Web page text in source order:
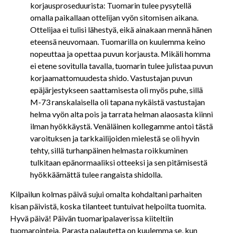
korjausproseduurista: Tuomarin tulee pysytellä
omalla paikallaan ottelijan vyön sitomisen aikana.
Ottelijaa ei tulisi lähestyä, eikä ainakaan mennä hänen
eteensä neuvomaan. Tuomarilla on kuulemma keino
nopeuttaa ja opettaa puvun korjausta. Mikäli homma
ei etene sovitulla tavalla, tuomarin tulee julistaa puvun
korjaamattomuudesta shido. Vastustajan puvun
epäjärjestykseen saattamisesta oli myös puhe, sillä
M-73 ranskalaisella oli tapana nykäistä vastustajan
helma vyön alta pois ja tarrata helman alaosasta kiinni
ilman hyökkäystä. Venäläinen kollegamme antoi tästä
varoituksen ja tarkkailijoiden mielestä se oli hyvin
tehty, sillä turhanpäinen helmasta roikkuminen
tulkitaan epänormaaliksi otteeksi ja sen pitämisestä
hyökkäämättä tulee rangaista shidolla.
Kilpailun kolmas päivä sujui omalta kohdaltani parhaiten
kisan päivistä, koska tilanteet tuntuivat helpoilta tuomita.
Hyvä päivä! Päivän tuomaripalaverissa kiiteltiin
tuomarointeja. Parasta palautetta on kuulemma se, kun